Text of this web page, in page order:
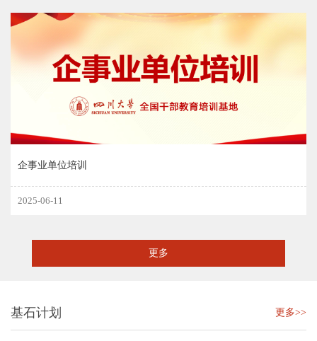
企事业单位培训
2025-06-11
更多
基石计划 更多>>